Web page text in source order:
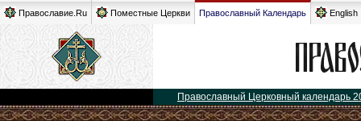
Православие.Ru Поместные Церкви Православный Календарь English
Православный Церковный календарь